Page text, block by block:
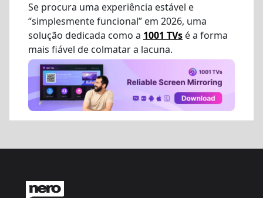
Se procura uma experiência estável e
“simplesmente funcional” em 2026, uma
solução dedicada como a 1001 TVs é a forma
mais fiável de colmatar a lacuna.